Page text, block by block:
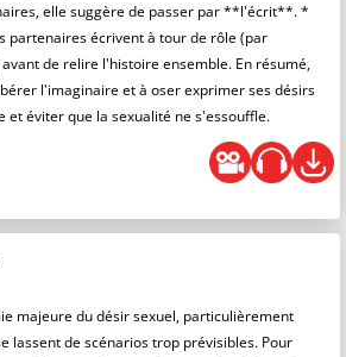
elle suggère de passer par **l'écrit**. *
partenaires écrivent à tour de rôle (par
de relire l'histoire ensemble. En résumé,
l'imaginaire et à oser exprimer ses désirs
et éviter que la sexualité ne s'essouffle.
majeure du désir sexuel, particulièrement
lassent de scénarios trop prévisibles. Pour